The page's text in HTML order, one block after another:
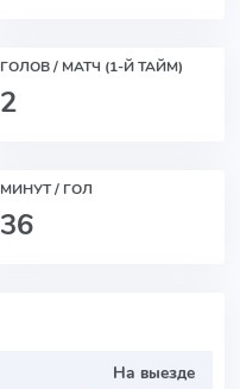
ГОЛОВ / МАТЧ (1-Й ТАЙМ)
2
МИНУТ / ГОЛ
36
На выезде